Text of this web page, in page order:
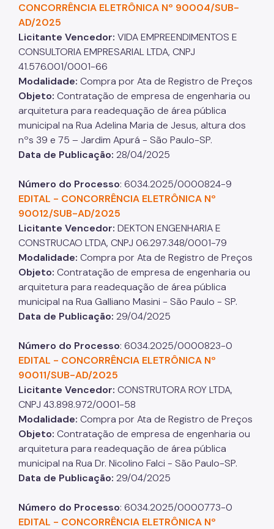
CONCORRÊNCIA ELETRÔNICA Nº 90004/SUB-
AD/2025
Licitante Vencedor: VIDA EMPREENDIMENTOS E
CONSULTORIA EMPRESARIAL LTDA, CNPJ
41.576.001/0001-66
Modalidade: Compra por Ata de Registro de Preços
Objeto: Contratação de empresa de engenharia ou
arquitetura para readequação de área pública
municipal na Rua Adelina Maria de Jesus, altura dos
nºs 39 e 75 – Jardim Apurá - São Paulo-SP.
Data de Publicação: 28/04/2025
Número do Processo: 6034.2025/0000824-9
EDITAL - CONCORRÊNCIA ELETRÔNICA Nº
90012/SUB-AD/2025
Licitante Vencedor: DEKTON ENGENHARIA E
CONSTRUCAO LTDA, CNPJ 06.297.348/0001-79
Modalidade: Compra por Ata de Registro de Preços
Objeto: Contratação de empresa de engenharia ou
arquitetura para readequação de área pública
municipal na Rua Galliano Masini - São Paulo - SP.
Data de Publicação: 29/04/2025
Número do Processo: 6034.2025/0000823-0
EDITAL - CONCORRÊNCIA ELETRÔNICA Nº
90011/SUB-AD/2025
Licitante Vencedor: CONSTRUTORA ROY LTDA,
CNPJ 43.898.972/0001-58
Modalidade: Compra por Ata de Registro de Preços
Objeto: Contratação de empresa de engenharia ou
arquitetura para readequação de área pública
municipal na Rua Dr. Nicolino Falci - São Paulo-SP.
Data de Publicação: 29/04/2025
Número do Processo: 6034.2025/0000773-0
EDITAL - CONCORRÊNCIA ELETRÔNICA Nº